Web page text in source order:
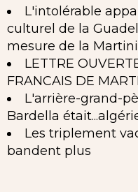
L'intolérable
culturel de la
mesure de la
LETTRE
FRANCAIS DE
L'arrière-grand-
Bardella
Les triplement
bandent plus